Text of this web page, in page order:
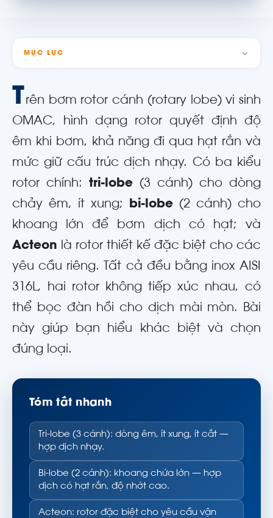
MỤC LỤC
Trên bơm rotor cánh (rotary lobe) vi sinh
OMAC, hình dạng rotor quyết định độ
êm khi bơm, khả năng đi qua hạt rắn và
mức giữ cấu trúc dịch nhạy. Có ba kiểu
rotor chính: tri-lobe (3 cánh) cho dòng
chảy êm, ít xung; bi-lobe (2 cánh) cho
khoang lớn để bơm dịch có hạt; và
Acteon là rotor thiết kế đặc biệt cho các
yêu cầu riêng. Tất cả đều bằng inox AISI
316L, hai rotor không tiếp xúc nhau, có
thể bọc đàn hồi cho dịch mài mòn. Bài
này giúp bạn hiểu khác biệt và chọn
đúng loại.
Tóm tắt nhanh
Tri-lobe (3 cánh): dòng êm, ít xung, ít cắt —
hợp dịch nhạy.
Bi-lobe (2 cánh): khoang chứa lớn — hợp
dịch có hạt rắn, độ nhớt cao.
Acteon: rotor đặc biệt cho yêu cầu vận